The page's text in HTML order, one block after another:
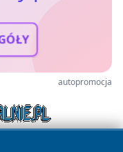
autopromocja